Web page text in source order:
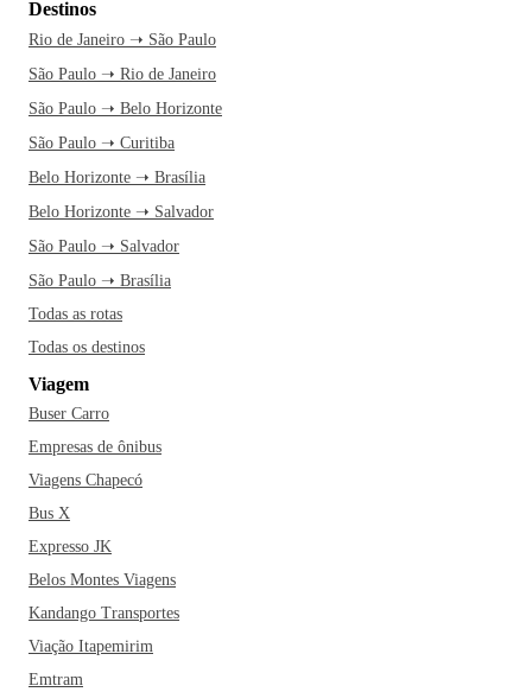
Destinos
Rio de Janeiro ➝ São Paulo
São Paulo ➝ Rio de Janeiro
São Paulo ➝ Belo Horizonte
São Paulo ➝ Curitiba
Belo Horizonte ➝ Brasília
Belo Horizonte ➝ Salvador
São Paulo ➝ Salvador
São Paulo ➝ Brasília
Todas as rotas
Todas os destinos
Viagem
Buser Carro
Empresas de ônibus
Viagens Chapecó
Bus X
Expresso JK
Belos Montes Viagens
Kandango Transportes
Viação Itapemirim
Emtram